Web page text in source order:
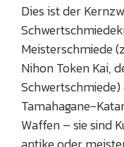
Dies ist der
Meisterschmiede
Nihon Token Kai,
Tamahagane-
Waffen – sie sind